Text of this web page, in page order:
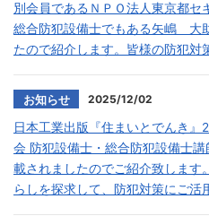
別会員であるＮＰＯ法人東京都セ
総合防犯設備士でもある矢嶋 大
たので紹介します。皆様の防犯対
2025/12/02
お知らせ
日本工業出版『住まいとでんき』
会 防犯設備士・総合防犯設備士
載されましたのでご紹介致します
らしを探求して、防犯対策にご活